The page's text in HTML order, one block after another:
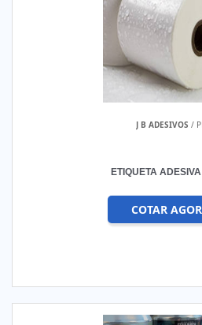
J B ADESIVOS /
ETIQUETA
COTAR